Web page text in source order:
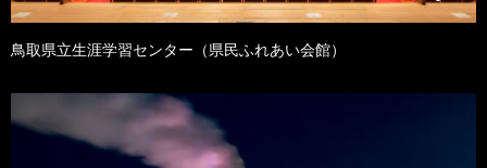
鳥取県立生涯学習センター（県民ふれあい会館）